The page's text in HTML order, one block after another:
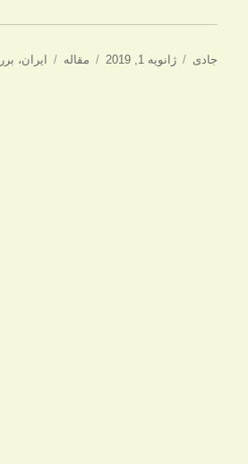
نویسنده
جادی
ارسال
ژانویه 1, 2019 دسته‌ها
مقاله برچسب‌ها
ایران،